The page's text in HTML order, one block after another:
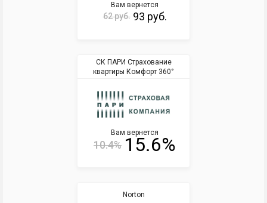
Вам вернется
62 руб. 93 руб.
СК ПАРИ Страхование
квартиры Комфорт 360°
Вам вернется
10.4% 15.6%
Norton